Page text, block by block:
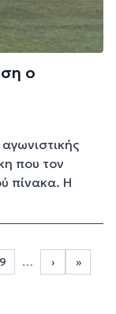
ο
που τον
πίνακα. Η
Page 9
9 …
Next page
›
Last
»